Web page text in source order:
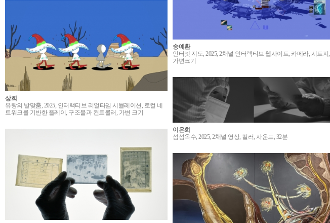
송예환
인터넷 지도, 2025, 2채널 인터랙티브 웹사이트, 카메라, 시트지,
가변크기
상희
유랑의 발맞춤, 2025, 인터랙티브 리얼타임 시뮬레이션, 로컬 네
트워크를 기반한 플레이, 구조물과 컨트롤러, 가변 크기
이은희
섬섬옥수, 2025, 2채널 영상, 컬러, 사운드, 32분